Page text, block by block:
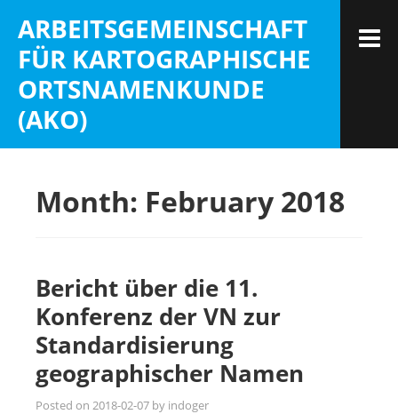
content
ARBEITSGEMEINSCHAFT
FÜR KARTOGRAPHISCHE
ORTSNAMENKUNDE
(AKO)
Month: February 2018
Bericht über die 11.
Konferenz der VN zur
Standardisierung
geographischer Namen
Posted on 2018-02-07 by indoger